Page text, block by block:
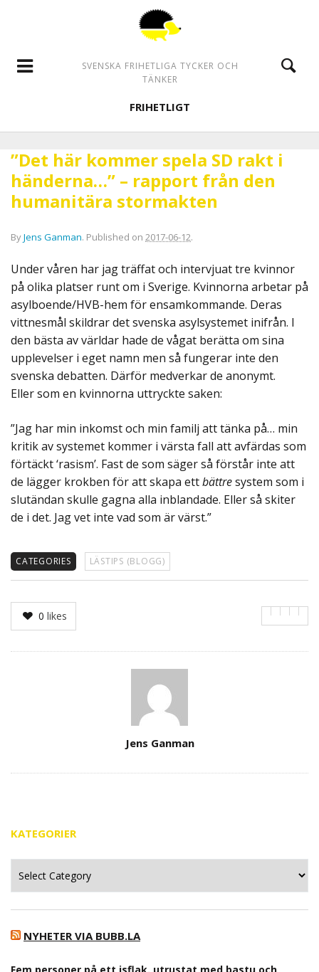
SVENSKA FRIHETLIGA TYCKER OCH
TÄNKER
FRIHETLIGT
”Det här kommer spela SD rakt i
händerna…” – rapport från den
humanitära stormakten
ByJens Ganman. Published on 2017-06-12.
Under våren har jag träffat och intervjuat tre kvinnor
på olika platser runt om i Sverige. Kvinnorna arbetar på
asylboende/HVB-hem för ensamkommande. Deras
vittnesmål skildrar det svenska asylsystemet inifrån. I
den bästa av världar hade de vågat berätta om sina
upplevelser i eget namn men så fungerar inte den
svenska debatten. Därför medverkar de anonymt.
Eller som en kvinnorna uttryckte saken:
”Jag har min inkomst och min familj att tänka på… min
kritik av systemet kommer i värsta fall att avfärdas som
förtäckt ‘rasism’. Fast de som säger så förstår inte att
de lägger krokben för att skapa ettbättresystem som i
slutändan skulle gagna alla inblandade. Eller så skiter
de i det. Jag vet inte vad som är värst.”
CATEGORIES LÄSTIPS (BLOGG)
0 likes
Jens Ganman
KATEGORIER
NYHETER VIA BUBB.LA